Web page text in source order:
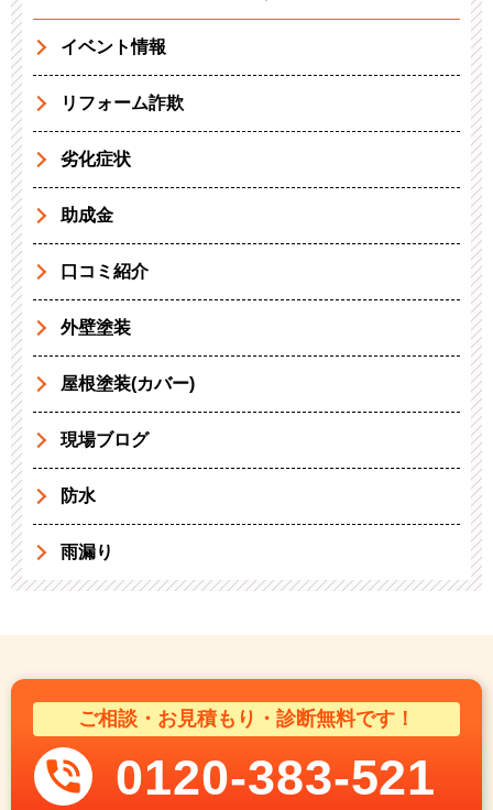
イベント情報
リフォーム詐欺
劣化症状
助成金
口コミ紹介
外壁塗装
屋根塗装(カバー)
現場ブログ
防水
雨漏り
ご相談・お見積もり・診断無料です！
0120-383-521